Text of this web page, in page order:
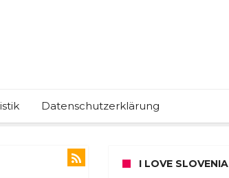
Datenschutzerklärung
I LOVE SLOVENIA